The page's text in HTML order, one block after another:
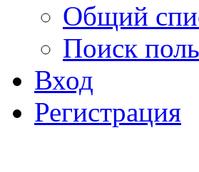
Общий
Поиск
Вход
Регистрация